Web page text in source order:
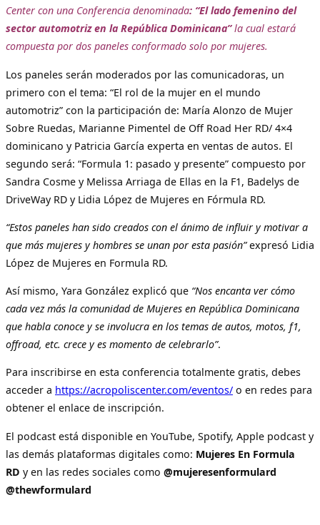
Center con una Conferencia denominada: “El lado femenino del
sector automotriz en la República Dominicana”la cual estará
compuesta por dos paneles conformado solo por mujeres.
Los paneles serán moderados por las comunicadoras, un
primero con el tema: “El rol de la mujer en el mundo
automotriz” con la participación de: María Alonzo de Mujer
Sobre Ruedas, Marianne Pimentel de Off Road Her RD/ 4×4
dominicano y Patricia García experta en ventas de autos. El
segundo será: “Formula 1: pasado y presente” compuesto por
Sandra Cosme y Melissa Arriaga de Ellas en la F1, Badelys de
DriveWay RD y Lidia López de Mujeres en Fórmula RD.
“Estos paneles han sido creados con el ánimo de influir y motivar a
que más mujeres y hombres se unan por esta pasión”expresó Lidia
López de Mujeres en Formula RD.
Así mismo, Yara González explicó que “Nos encanta ver cómo
cada vez más la comunidad de Mujeres en República Dominicana
que habla conoce y se involucra en los temas de autos, motos, f1,
offroad, etc. crece y es momento de celebrarlo”.
Para inscribirse en esta conferencia totalmente gratis, debes
acceder a https://acropoliscenter.com/eventos/ o en redes para
obtener el enlace de inscripción.
El podcast está disponible en YouTube, Spotify, Apple podcast y
las demás plataformas digitales como: Mujeres En Formula
RD y en las redes sociales como @mujeresenformulard
@thewformulard